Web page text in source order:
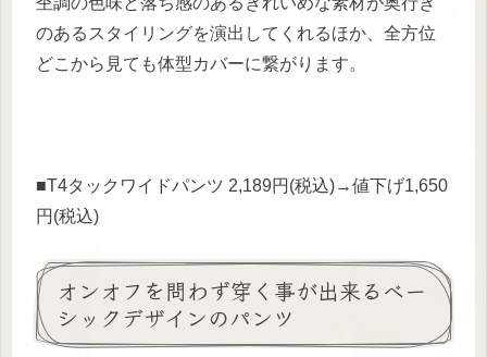
のあるスタイリングを演出してくれるほか、全方位
どこから見ても体型カバーに繋がります。
■T4タックワイドパンツ 2,189円(税込)→値下げ1,650
円(税込)
オンオフを問わず穿く事が出来るベー
シックデザインのパンツ